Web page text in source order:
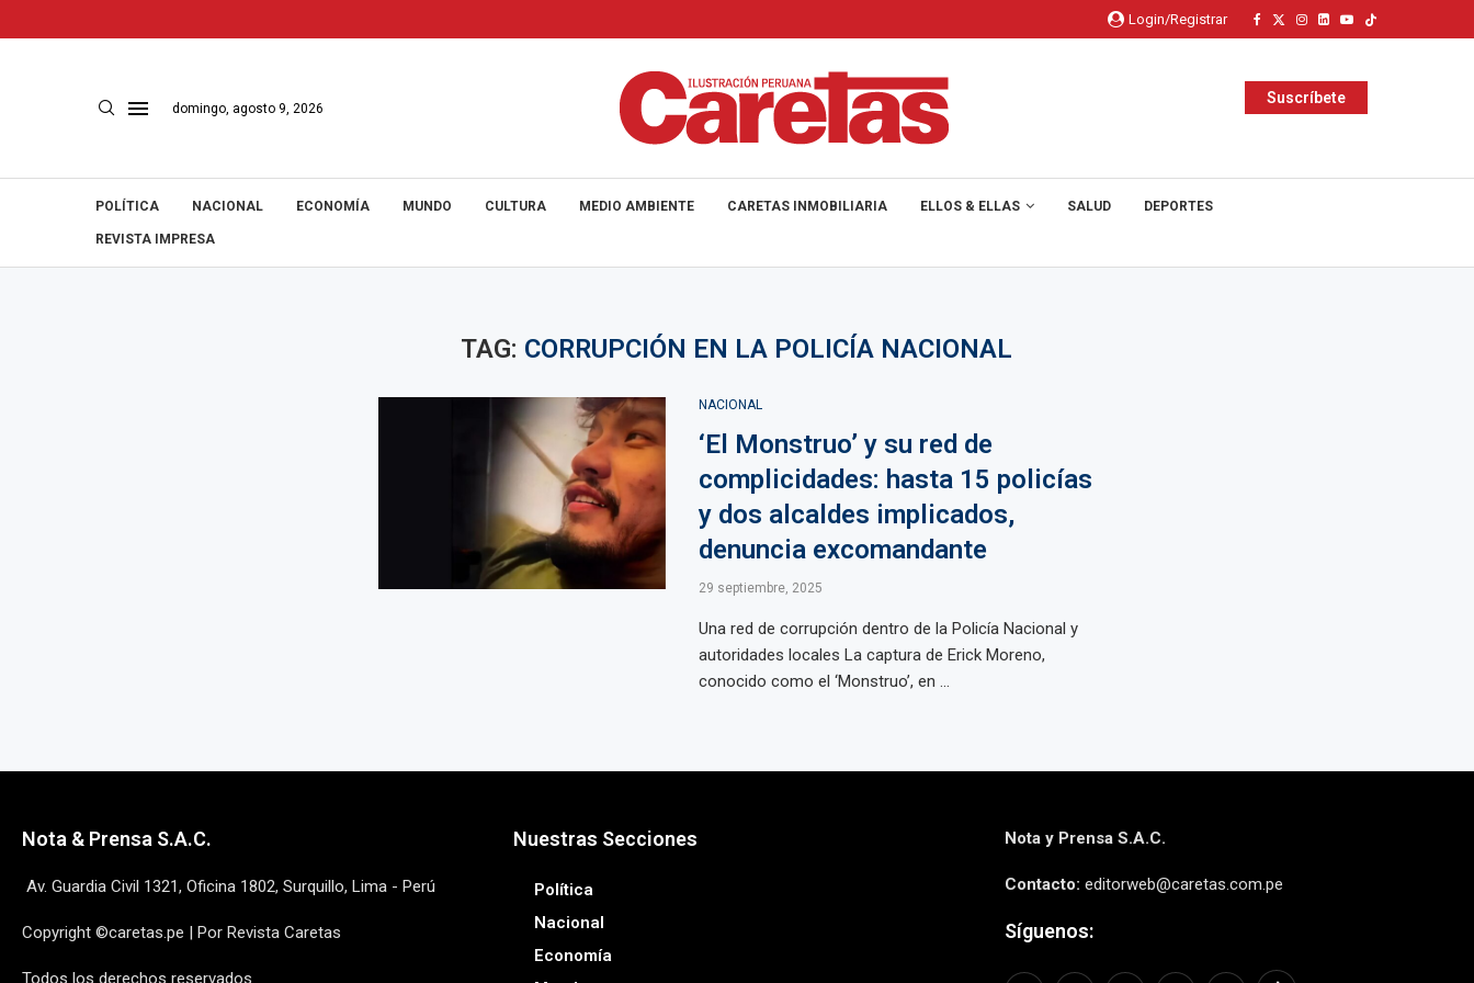
Login/Registrar
domingo, agosto 9, 2026
Suscríbete
POLÍTICA NACIONAL ECONOMÍA MUNDO CULTURA MEDIO AMBIENTE CARETAS INMOBILIARIA ELLOS & ELLAS SALUD DEPORTES
REVISTA IMPRESA
TAG: CORRUPCIÓN EN LA POLICÍA NACIONAL
NACIONAL
‘El Monstruo’ y su red de
complicidades: hasta 15 policías
y dos alcaldes implicados,
denuncia excomandante
29 septiembre, 2025
Una red de corrupción dentro de la Policía Nacional y
autoridades locales La captura de Erick Moreno,
conocido como el ‘Monstruo’, en ...
Nota & Prensa S.A.C.
Av. Guardia Civil 1321, Oficina 1802, Surquillo, Lima - Perú
Copyright ©caretas.pe | Por Revista Caretas
Todos los derechos reservados
Nuestras Secciones
Política
Nacional
Economía
Nota y Prensa S.A.C.
Contacto: editorweb@caretas.com.pe
Síguenos: